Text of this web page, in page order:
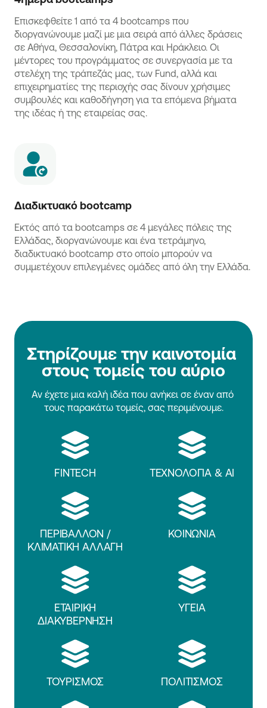
Επισκεφθείτε 1 από τα 4 bootcamps που
διοργανώνουμε μαζί με μια σειρά από άλλες δράσεις
σε Αθήνα, Θεσσαλονίκη, Πάτρα και Ηράκλειο. Οι
μέντορες του προγράμματος σε συνεργασία με τα
στελέχη της τράπεζάς μας, των Fund, αλλά και
επιχειρηματίες της περιοχής σας δίνουν χρήσιμες
συμβουλές και καθοδήγηση για τα επόμενα βήματα
της ιδέας ή της εταιρείας σας.
Διαδικτυακό bootcamp
Εκτός από τα bootcamps σε 4 μεγάλες πόλεις της
Ελλάδας, διοργανώνουμε και ένα τετράμηνο,
διαδικτυακό bootcamp στο οποίο μπορούν να
συμμετέχουν επιλεγμένες ομάδες από όλη την Ελλάδα.
Στηρίζουμε την καινοτομία
στους τομείς του αύριο
Αν έχετε μια καλή ιδέα που ανήκει σε έναν από
τους παρακάτω τομείς, σας περιμένουμε.
FINTECH ΤΕΧΝΟΛΟΓΙΑ & ΑΙ
ΠΕΡΙΒΑΛΛΟΝ /
ΚΛΙΜΑΤΙΚΗ ΑΛΛΑΓΗ
ΚΟΙΝΩΝΙΑ
ΕΤΑΙΡΙΚΗ
ΔΙΑΚΥΒΕΡΝΗΣΗ
ΥΓΕΙΑ
ΤΟΥΡΙΣΜΟΣ ΠΟΛΙΤΙΣΜΟΣ